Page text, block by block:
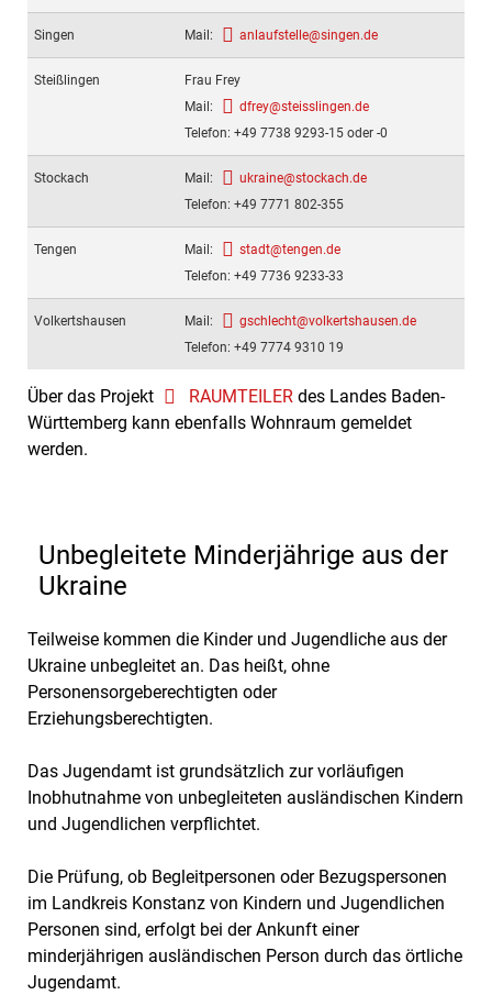
Singen Mail: anlaufstelle@singen.de
Steißlingen
Frau Frey
Mail:
dfrey@steisslingen.de
Telefon: +49 7738 9293-15 oder -0
Stockach Mail:
ukraine@stockach.de
Telefon: +49 7771 802-355
Tengen Mail:
stadt@tengen.de
Telefon: +49 7736 9233-33
Volkertshausen Mail:
gschlecht@volkertshausen.de
Telefon: +49 7774 9310 19
Über das Projekt RAUMTEILER des Landes Baden-
Württemberg kann ebenfalls Wohnraum gemeldet
werden.
Unbegleitete Minderjährige aus der
Ukraine
Teilweise kommen die Kinder und Jugendliche aus der
Ukraine unbegleitet an. Das heißt, ohne
Personensorgeberechtigten oder
Erziehungsberechtigten.
Das Jugendamt ist grundsätzlich zur vorläufigen
Inobhutnahme von unbegleiteten ausländischen Kindern
und Jugendlichen verpflichtet.
Die Prüfung, ob Begleitpersonen oder Bezugspersonen
im Landkreis Konstanz von Kindern und Jugendlichen
Personen sind, erfolgt bei der Ankunft einer
minderjährigen ausländischen Person durch das örtliche
Jugendamt.